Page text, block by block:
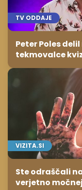
TV ODDAJE
Peter Poles
tekmovalce
VIZITA.SI
Ste odraščali
verjetno